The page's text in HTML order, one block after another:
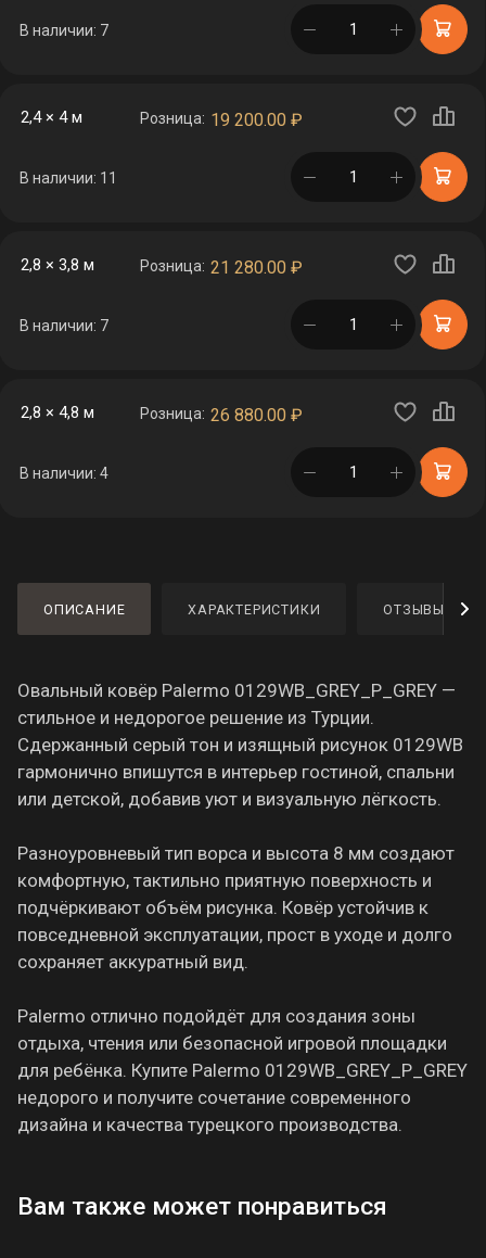
В наличии: 7 в корзине
2,4 × 4 м Розница: 19 200.00 ₽
В наличии: 11 в корзине
2,8 × 3,8 м Розница: 21 280.00 ₽
В наличии: 7 в корзине
2,8 × 4,8 м Розница: 26 880.00 ₽
В наличии: 4 в корзине
ОПИСАНИЕ ХАРАКТЕРИСТИКИ ОТЗЫВЫ
Овальный ковёр Palermo 0129WB_GREY_P_GREY —
стильное и недорогое решение из Турции.
Сдержанный серый тон и изящный рисунок 0129WB
гармонично впишутся в интерьер гостиной, спальни
или детской, добавив уют и визуальную лёгкость.
Разноуровневый тип ворса и высота 8 мм создают
комфортную, тактильно приятную поверхность и
подчёркивают объём рисунка. Ковёр устойчив к
повседневной эксплуатации, прост в уходе и долго
сохраняет аккуратный вид.
Palermo отлично подойдёт для создания зоны
отдыха, чтения или безопасной игровой площадки
для ребёнка. Купите Palermo 0129WB_GREY_P_GREY
недорого и получите сочетание современного
дизайна и качества турецкого производства.
Вам также может понравиться